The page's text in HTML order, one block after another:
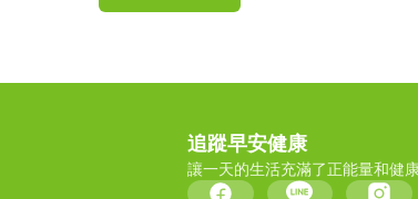
追蹤早安健康
讓一天的生活充滿了正能量和健